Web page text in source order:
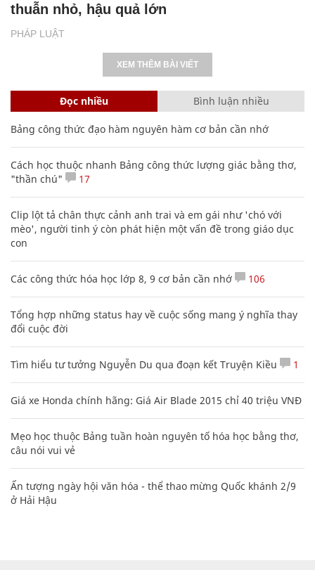
PHÁP LUẬT
thuẫn nhỏ, hậu quả lớn
XEM THÊM BÀI VIẾT
Đọc nhiều Bình luận nhiều
Bảng công thức đạo hàm nguyên hàm cơ bản cần nhớ
Cách học thuộc nhanh Bảng công thức lượng giác bằng thơ,
"thần chú"
17
Clip lột tả chân thực cảnh anh trai và em gái như 'chó với
mèo', người tinh ý còn phát hiện một vấn đề trong giáo dục
con
Các công thức hóa học lớp 8, 9 cơ bản cần nhớ 106
Tổng hợp những status hay về cuộc sống mang ý nghĩa thay
đổi cuộc đời
Tìm hiểu tư tưởng Nguyễn Du qua đoạn kết Truyện Kiều 1
Giá xe Honda chính hãng: Giá Air Blade 2015 chỉ 40 triệu VNĐ
Mẹo học thuộc Bảng tuần hoàn nguyên tố hóa học bằng thơ,
câu nói vui vẻ
Ấn tượng ngày hội văn hóa - thể thao mừng Quốc khánh 2/9
ở Hải Hậu